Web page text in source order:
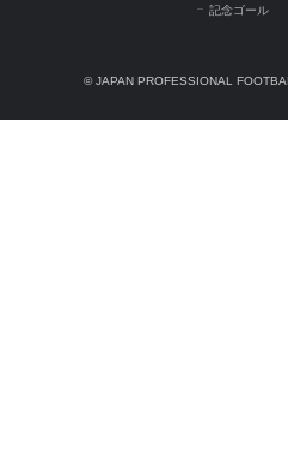
記念ゴール
© JAPAN PROFESSIONAL